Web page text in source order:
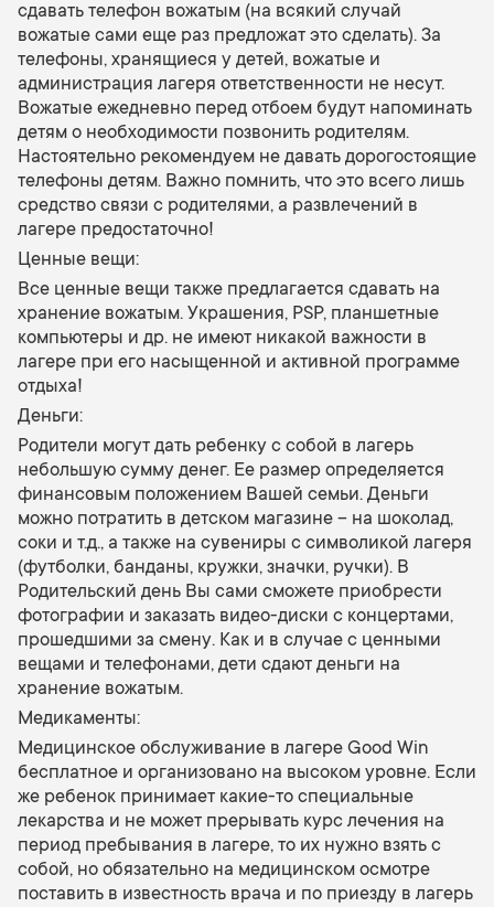
сдавать телефон вожатым (на всякий случай
вожатые сами еще раз предложат это сделать). За
телефоны, хранящиеся у детей, вожатые и
администрация лагеря ответственности не несут.
Вожатые ежедневно перед отбоем будут напоминать
детям о необходимости позвонить родителям.
Настоятельно рекомендуем не давать дорогостоящие
телефоны детям. Важно помнить, что это всего лишь
средство связи с родителями, а развлечений в
лагере предостаточно!
Ценные вещи:
Все ценные вещи также предлагается сдавать на
хранение вожатым. Украшения, PSP, планшетные
компьютеры и др. не имеют никакой важности в
лагере при его насыщенной и активной программе
отдыха!
Деньги:
Родители могут дать ребенку с собой в лагерь
небольшую сумму денег. Ее размер определяется
финансовым положением Вашей семьи. Деньги
можно потратить в детском магазине – на шоколад,
соки и т.д., а также на сувениры с символикой лагеря
(футболки, банданы, кружки, значки, ручки). В
Родительский день Вы сами сможете приобрести
фотографии и заказать видео-диски с концертами,
прошедшими за смену. Как и в случае с ценными
вещами и телефонами, дети сдают деньги на
хранение вожатым.
Медикаменты:
Медицинское обслуживание в лагере Good Win
бесплатное и организовано на высоком уровне. Если
же ребенок принимает какие-то специальные
лекарства и не может прерывать курс лечения на
период пребывания в лагере, то их нужно взять с
собой, но обязательно на медицинском осмотре
поставить в известность врача и по приезду в лагерь